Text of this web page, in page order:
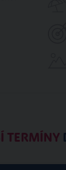
TERMÍNY